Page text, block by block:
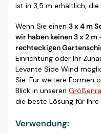
ist in 3,5 m erhältlich,
Wenn Sie einen 3 x 4 m
wir haben keinen 3 x 2 m
rechteckigen
Einrichtung oder Ihr
Levante Side Wind
Sie. Für weitere Formen
Blick in unseren
die beste Lösung für Ihre
Verwendung: